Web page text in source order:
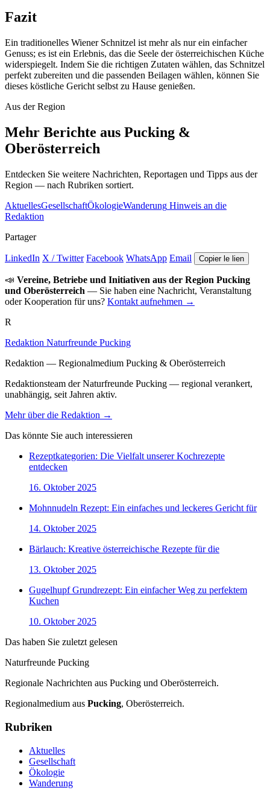
Fazit
Ein traditionelles Wiener Schnitzel ist mehr als nur ein einfacher
Genuss; es ist ein Erlebnis, das die Seele der österreichischen Küche
widerspiegelt. Indem Sie die richtigen Zutaten wählen, das Schnitzel
perfekt zubereiten und die passenden Beilagen wählen, können Sie
dieses köstliche Gericht selbst zu Hause genießen.
Aus der Region
Mehr Berichte aus Pucking &
Oberösterreich
Entdecken Sie weitere Nachrichten, Reportagen und Tipps aus der
Region — nach Rubriken sortiert.
AktuellesGesellschaftÖkologieWanderung Hinweis an die
Redaktion
Partager
LinkedIn X / Twitter Facebook WhatsApp Email Copier le lien
📣 Vereine, Betriebe und Initiativen aus der Region Pucking
und Oberösterreich — Sie haben eine Nachricht, Veranstaltung
oder Kooperation für uns? Kontakt aufnehmen →
R
Redaktion Naturfreunde Pucking
Redaktion — Regionalmedium Pucking & Oberösterreich
Redaktionsteam der Naturfreunde Pucking — regional verankert,
unabhängig, seit Jahren aktiv.
Mehr über die Redaktion →
Das könnte Sie auch interessieren
Rezeptkategorien: Die Vielfalt unserer Kochrezepte
entdecken
16. Oktober 2025
Mohnnudeln Rezept: Ein einfaches und leckeres Gericht für
14. Oktober 2025
Bärlauch: Kreative österreichische Rezepte für die
13. Oktober 2025
Gugelhupf Grundrezept: Ein einfacher Weg zu perfektem
Kuchen
10. Oktober 2025
Das haben Sie zuletzt gelesen
Naturfreunde Pucking
Regionale Nachrichten aus Pucking und Oberösterreich.
Regionalmedium aus Pucking, Oberösterreich.
Rubriken
Aktuelles
Gesellschaft
Ökologie
Wanderung